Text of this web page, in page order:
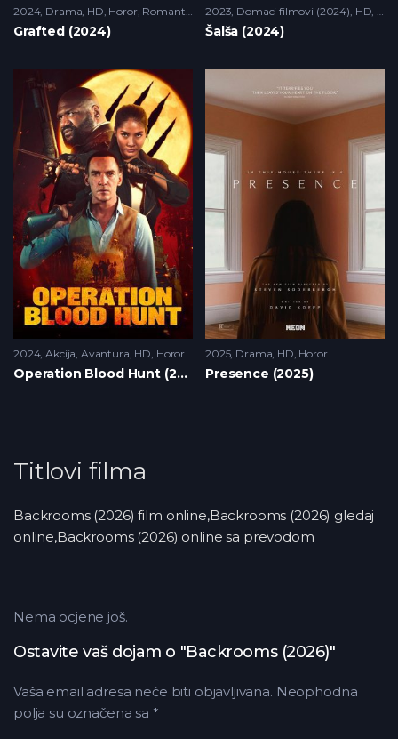
2024 Drama HD Horor, Romantika Triler
Grafted (2024)
2023 Domaci filmovi (2024) HD
Šalša (2024)
2024 Akcija Avantura HD Horor
Operation Blood Hunt (2024)
2025 Drama HD Horor
Presence (2025)
Titlovi filma
Backrooms (2026) film online,Backrooms (2026) gledaj
online,Backrooms (2026) online sa prevodom
Ostavite vaš dojam o "Backrooms (2026)"
Vaša email adresa neće biti objavljivana. Neophodna
polja su označena sa *
Nema ocjene još.